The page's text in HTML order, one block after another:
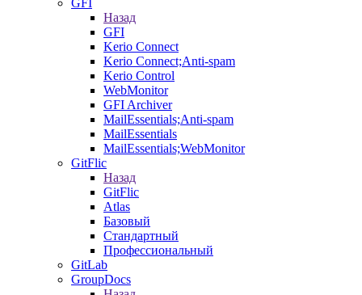
GFI
Назад
GFI
Kerio Connect
Kerio Connect;Anti-spam
Kerio Control
WebMonitor
GFI Archiver
MailEssentials;Anti-spam
MailEssentials
MailEssentials;WebMonitor
GitFlic
Назад
GitFlic
Atlas
Базовый
Стандартный
Профессиональный
GitLab
GroupDocs